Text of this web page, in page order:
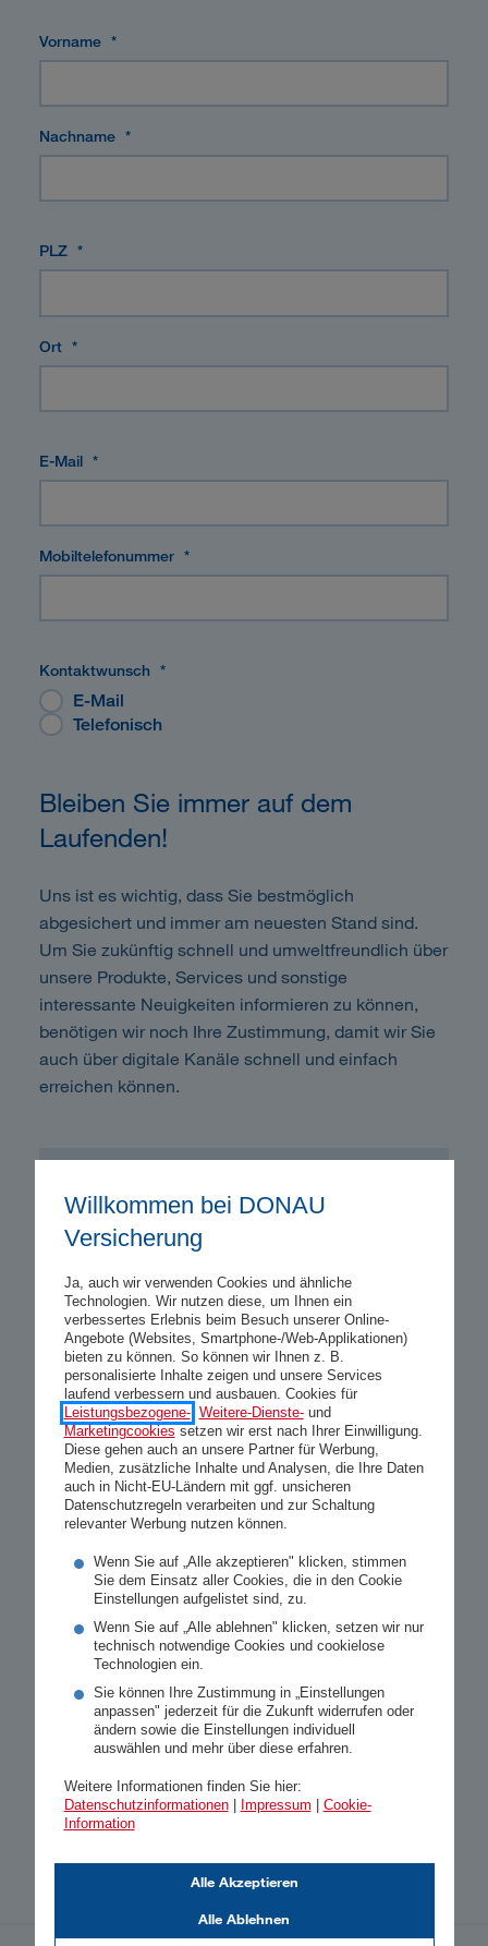
Willkommen bei DONAU
Versicherung
Ja, auch wir verwenden Cookies und ähnliche
Technologien. Wir nutzen diese, um Ihnen ein
verbessertes Erlebnis beim Besuch unserer Online-
Angebote (Websites, Smartphone-/Web-Applikationen)
bieten zu können. So können wir Ihnen z. B.
personalisierte Inhalte zeigen und unsere Services
laufend verbessern und ausbauen. Cookies für
Leistungsbezogene-, Weitere-Dienste-und
Marketingcookies setzen wir erst nach Ihrer Einwilligung.
Diese gehen auch an unsere Partner für Werbung,
Medien, zusätzliche Inhalte und Analysen, die Ihre Daten
auch in Nicht-EU-Ländern mit ggf. unsicheren
Datenschutzregeln verarbeiten und zur Schaltung
relevanter Werbung nutzen können.
Wenn Sie auf „Alle akzeptieren" klicken, stimmen
Sie dem Einsatz aller Cookies, die in den Cookie
Einstellungen aufgelistet sind, zu.
Wenn Sie auf „Alle ablehnen" klicken, setzen wir nur
technisch notwendige Cookies und cookielose
Technologien ein.
Sie können Ihre Zustimmung in „Einstellungen
anpassen" jederzeit für die Zukunft widerrufen oder
ändern sowie die Einstellungen individuell
auswählen und mehr über diese erfahren.
Weitere Informationen finden Sie hier:
Datenschutzinformationen| Impressum
Cookie-
Information
Alle Ablehnen
Alle Akzeptieren
Vorname *
Nachname *
PLZ *
Ort *
E-Mail *
Mobiltelefonummer *
Kontaktwunsch *
E-Mail
Telefonisch
Bleiben Sie immer auf dem
Laufenden!
Uns ist es wichtig, dass Sie bestmöglich
abgesichert und immer am neuesten Stand sind.
Um Sie zukünftig schnell und umweltfreundlich über
unsere Produkte, Services und sonstige
interessante Neuigkeiten informieren zu können,
benötigen wir noch Ihre Zustimmung, damit wir Sie
auch über digitale Kanäle schnell und einfach
erreichen können.
Ich stimme zu.
Ich stimme zu, dass die DONAU
Versicherung AG Vienna Insurance Group
(„DONAU“) die in diesem Formular
angegebenen Namens- und Kontaktdaten
auch dazu verwendet, um mich
telefonisch, per E-Mail, SMS oder Apps
zur Beratung und Betreuung zu
kontaktieren oder auf diesen Kanälen
Werbung über Versicherungsprodukte,
Produkterweiterungen und -neuerungen,
Schadenservices und Umfragen zur
Markt- und Meinungsforschung der
DONAU zu unterbreiten. Ein Widerruf
dieser Zustimmung ist jederzeit, unter
anderem per E-Mail an
donau@donauversicherung.atmöglich.
Weitere Informationen finden Sie in